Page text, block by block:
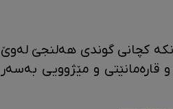
کچانی گوندی هەلنجێ لەوێ
قارەمانێتی و مێژوویی بەسەر